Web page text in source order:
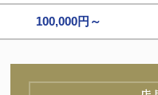
100,000円～